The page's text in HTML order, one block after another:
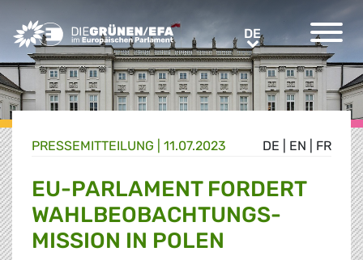
Greens/EFA Home DEDE
DE EN FR
PRESSE­MITTEILUNG 11.07.2023
EU-PARLAMENT FORDERT
WAHLBEOBACHTUNGS-
MISSION IN POLEN